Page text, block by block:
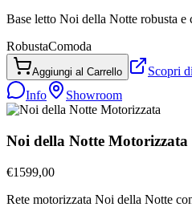
Base letto Noi della Notte robusta e
RobustaComoda
Aggiungi al Carrello
Scopri
Info
Showroom
Noi della Notte Motorizzata
€1599,00
Rete motorizzata Noi della Notte